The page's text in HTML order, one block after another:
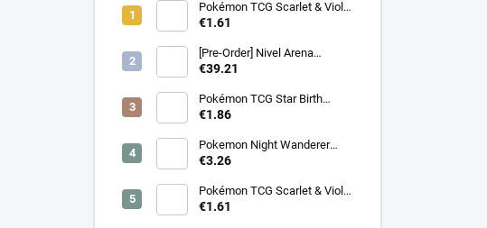
Pokémon TCG Scarlet & Violet
Battle Partners Booster –
€1.61
[Pre-Order] Nivel Arena
Goddess of Victory NIKKE
Box - Koreanski
€39.21
Pokémon TCG Star Birth
Booster – Koreanski
€1.86
Pokemon Night Wanderer
Booster (sv6a) - Japonski
€3.26
Pokémon TCG Scarlet & Violet
Night Wanderer Booster –
€1.61